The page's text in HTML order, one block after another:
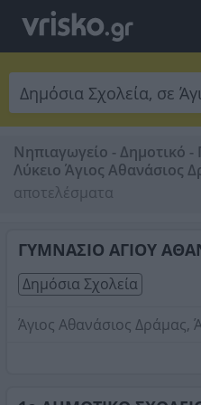
Νηπιαγωγείο - Δημοτικό -
Λύκειο Άγιος Αθανάσιος
αποτελέσματα
ΓΥΜΝΑΣΙΟ ΑΓΙΟΥ
Δημόσια Σχολεία
Άγιος Αθανάσιος Δράμας,